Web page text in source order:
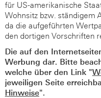
für US-amerikanische
Wohnsitz bzw. ständigem
da die aufgeführten
den dortigen Vorschriften
Die auf den
Werbung dar. Bitte
welche über den Link "
jeweiligen Seite
Hinweise".